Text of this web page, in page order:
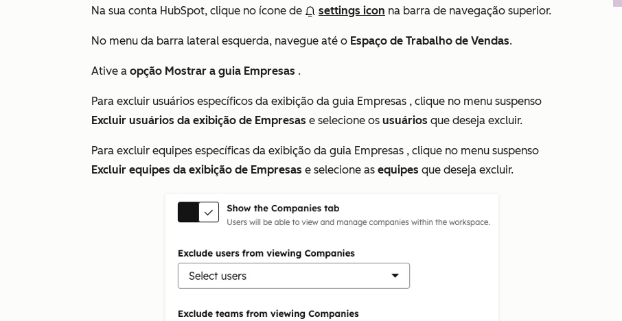
Na sua conta HubSpot, clique no ícone de settings icon na barra de navegação superior.
No menu da barra lateral esquerda, navegue até o Espaço de Trabalho de Vendas.
Ative a opção Mostrar a guia Empresas .
Para excluir usuários específicos da exibição da guia Empresas , clique no menu suspenso
Excluir usuários da exibição de Empresas e selecione os usuários que deseja excluir.
Para excluir equipes específicas da exibição da guia Empresas , clique no menu suspenso
Excluir equipes da exibição de Empresas e selecione as equipes que deseja excluir.